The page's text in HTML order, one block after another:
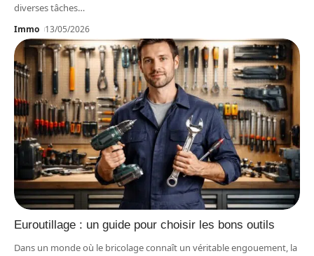
diverses tâches…
Immo 13/05/2026
Euroutillage : un guide pour choisir les bons outils
Dans un monde où le bricolage connaît un véritable engouement, la